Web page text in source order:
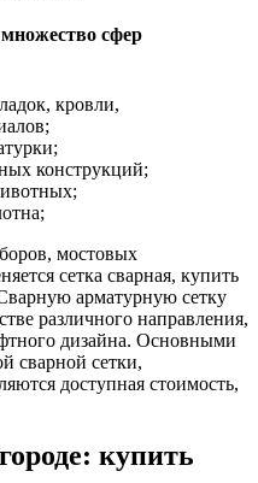
сфер
кровли,
конструкций;
мостовых
сетка сварная, купить
арматурную сетку
различного направления,
дизайна. Основными
сварной сетки,
доступная стоимость,
купить